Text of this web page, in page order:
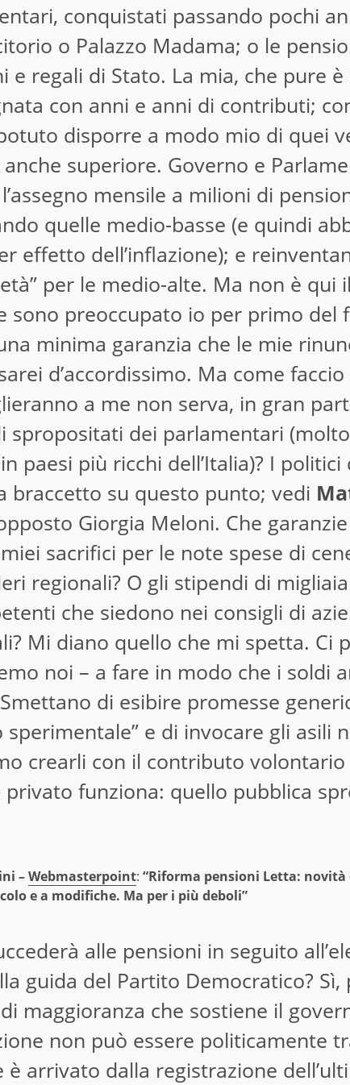
conquistati passando pochi
o Palazzo Madama; o le
e regali di Stato. La mia, che pure
con anni e anni di contributi;
disporre a modo mio di quei
superiore. Governo e
mensile a milioni di
quelle medio-basse (e quindi
effetto dell’inflazione); e
per le medio-alte. Ma non è qui
sono preoccupato io per primo del
minima garanzia che le mie
d’accordissimo. Ma come
a me non serva, in gran
spropositati dei parlamentari
paesi più ricchi dell’Italia)? I
braccetto su questo punto; vedi
Giorgia Meloni. Che
sacrifici per le note spese di
regionali? O gli stipendi di
che siedono nei consigli di
Mi diano quello che mi spetta. Ci
noi – a fare in modo che i soldi
di esibire promesse
sperimentale” e di invocare gli asili
crearli con il contributo
privato funziona: quello pubblica
–Webmasterpoint: “Riforma pensioni Letta: novità
e a modifiche. Ma per i più deboli”
alle pensioni in seguito
guida del Partito Democratico? Sì,
maggioranza che sostiene il
non può essere politicamente
è arrivato dalla registrazione